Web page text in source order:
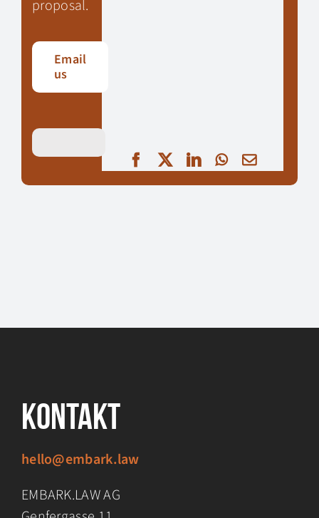
proposal.
Email
us
FacebookLinkedIn
WhatsApp
Email
Kontakt
hello@embark.law
EMBARK.LAW AG